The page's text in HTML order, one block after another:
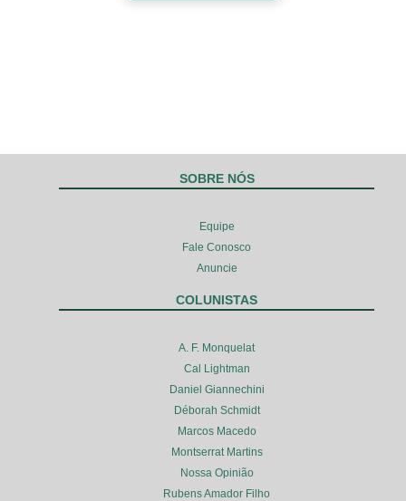
SOBRE NÓS
Equipe
Fale Conosco
Anuncie
COLUNISTAS
A. F. Monquelat
Cal Lightman
Daniel Giannechini
Déborah Schmidt
Marcos Macedo
Montserrat Martins
Nossa Opinião
Rubens Amador Filho